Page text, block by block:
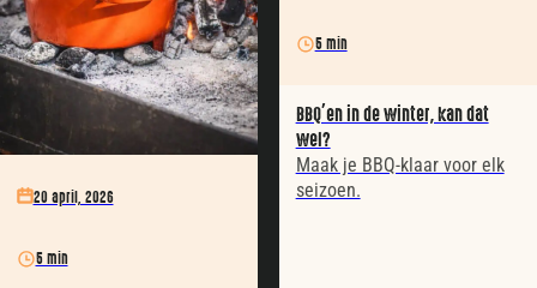
20 april, 2026
5 min
5 min
BBQ’en in de winter, kan dat
wel?
Maak je BBQ-klaar voor elk
seizoen.